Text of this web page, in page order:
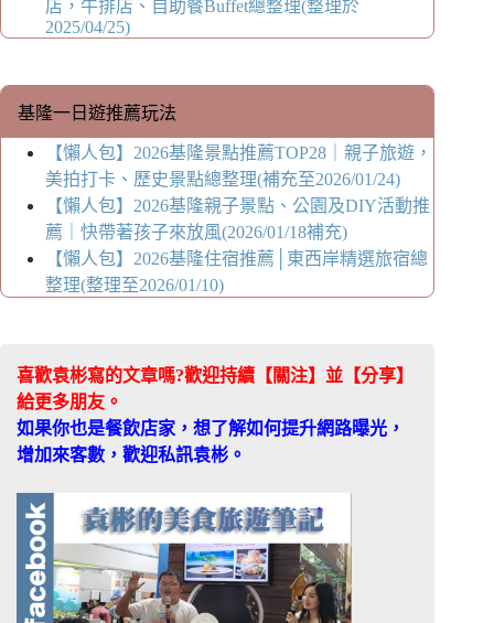
店，牛排店、自助餐Buffet總整理(整理於
2025/04/25)
基隆一日遊推薦玩法
【懶人包】2026基隆景點推薦TOP28｜親子旅遊，
美拍打卡、歷史景點總整理(補充至2026/01/24)
【懶人包】2026基隆親子景點、公園及DIY活動推
薦｜快帶著孩子來放風(2026/01/18補充)
【懶人包】2026基隆住宿推薦│東西岸精選旅宿總
整理(整理至2026/01/10)
喜歡袁彬寫的文章嗎?歡迎持續【關注】並【分享】
給更多朋友。
如果你也是餐飲店家，想了解如何提升網路曝光，
增加來客數，歡迎私訊袁彬。